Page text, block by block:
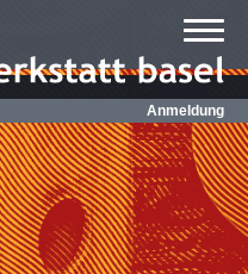
Anmeldung